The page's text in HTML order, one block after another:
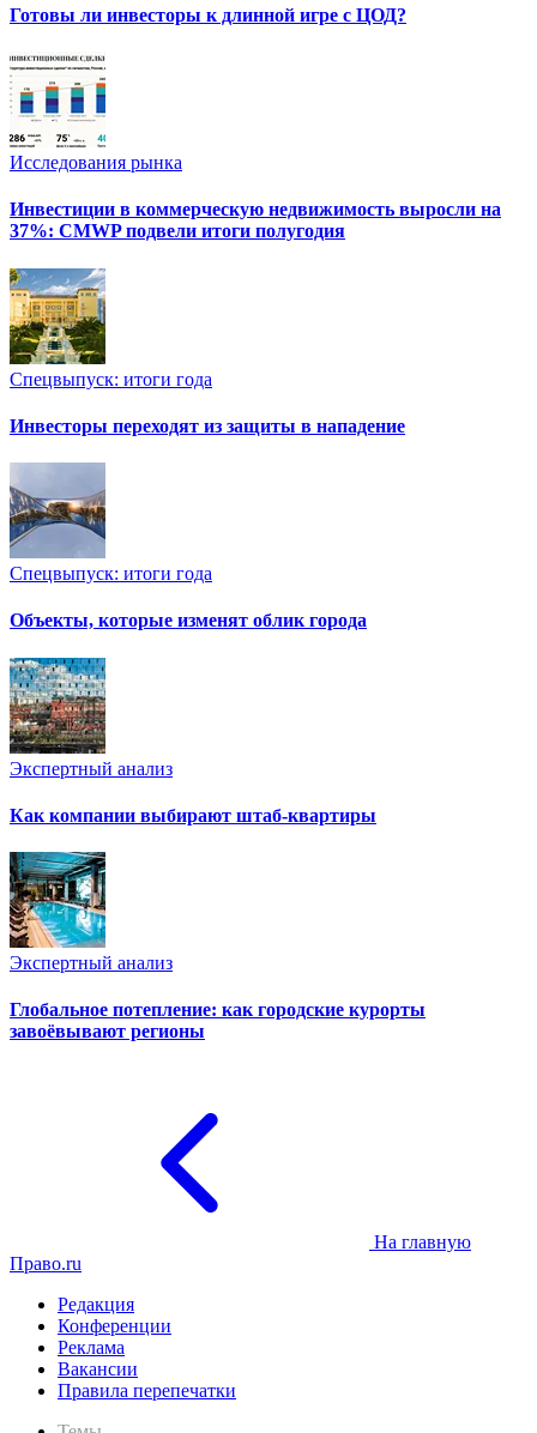
Готовы ли инвесторы к длинной игре с ЦОД?
Исследования рынка
Инвестиции в коммерческую недвижимость выросли на
37%: CMWP подвели итоги полугодия
Спецвыпуск: итоги года
Инвесторы переходят из защиты в нападение
Спецвыпуск: итоги года
Объекты, которые изменят облик города
Экспертный анализ
Как компании выбирают штаб-квартиры
Экспертный анализ
Глобальное потепление: как городские курорты
завоёвывают регионы
На главную
Право.ru
Редакция
Конференции
Реклама
Вакансии
Правила перепечатки